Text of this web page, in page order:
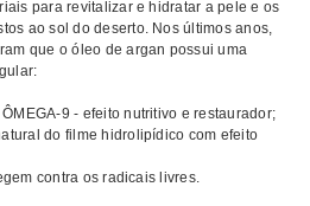
para revitalizar e hidratar a pele e os
ao sol do deserto. Nos últimos anos,
que o óleo de argan possui uma
9 - efeito nutritivo e restaurador;
do filme hidrolipídico com efeito
contra os radicais livres.